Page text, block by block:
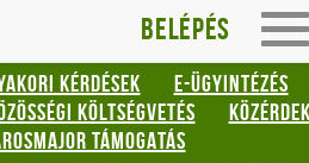
Belépés
KÉRDÉSEK
E-ÜGYINTÉZÉS
KÖLTSÉGVETÉS
TÁMOGATÁS